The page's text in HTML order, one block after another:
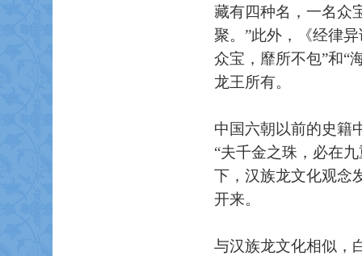
藏有四种名，一名众
聚。”此外，《经律
众宝，靡所不包”和“
龙王所有。
中国六朝以前的史籍
“夫千金之珠，必在
下，汉族龙文化观念
开来。
与汉族龙文化相似，